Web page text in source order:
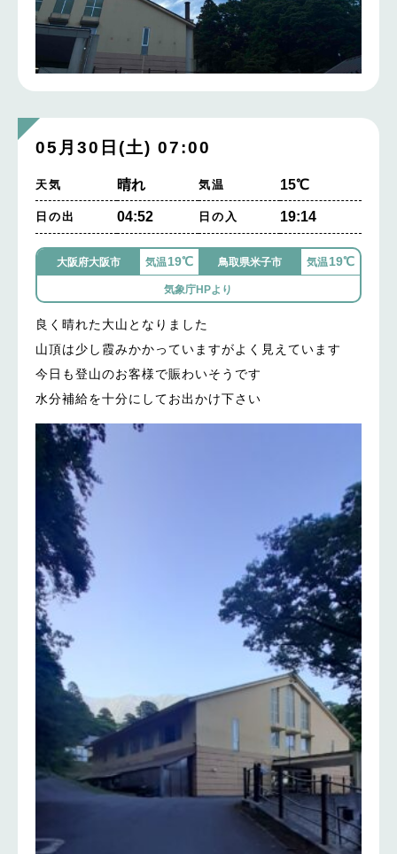
05月30日(土) 07:00
天気 晴れ 気温 15℃
日の出 04:52 日の入 19:14
大阪府大阪市 気温19℃ 鳥取県米子市 気温19℃
気象庁HPより
良く晴れた大山となりました
山頂は少し霞みかかっていますがよく見えています
今日も登山のお客様で賑わいそうです
水分補給を十分にしてお出かけ下さい